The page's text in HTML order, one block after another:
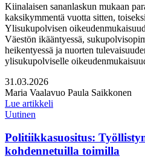
Kiinalaisen sananlaskun mukaan
kaksikymmentä vuotta sitten,
Ylisukupolvisen
Väestön ikääntyessä,
heikentyessä ja nuorten
ylisukupolviselle
Julkaistu:
31.03.2026
Kirjoittajat:
Maria Vaalavuo Paula Saikkonen
Lue artikkeli
Uutinen
Politiikkasuositus:
kohdennetuilla toimilla